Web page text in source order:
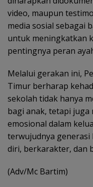
video, maupun
media sosial sebagai
untuk meningkatkan
pentingnya peran
Melalui gerakan ini,
Timur berharap
sekolah tidak hanya
bagi anak, tetapi
emosional dalam
terwujudnya
diri, berkarakter, dan
(Adv/Mc Bartim)